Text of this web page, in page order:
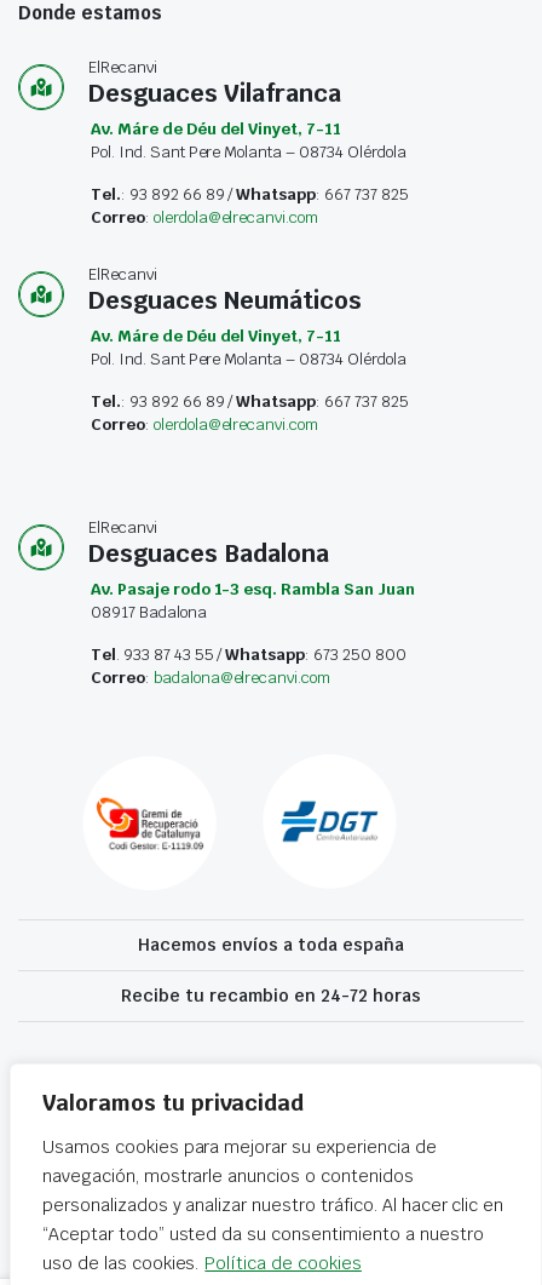
Valoramos tu privacidad
Usamos cookies para mejorar su experiencia de
navegación, mostrarle anuncios o contenidos
personalizados y analizar nuestro tráfico. Al hacer clic en
“Aceptar todo” usted da su consentimiento a nuestro
uso de las cookies. Política de cookies
Donde estamos
ElRecanvi
Desguaces Vilafranca
Av. Máre de Déu del Vinyet, 7-11
Pol. Ind. Sant Pere Molanta – 08734 Olérdola
Tel.: 93 892 66 89 /Whatsapp: 667 737 825
Correo: olerdola@elrecanvi.com
ElRecanvi
Desguaces Neumáticos
Av. Máre de Déu del Vinyet, 7-11
Pol. Ind. Sant Pere Molanta – 08734 Olérdola
Tel.: 93 892 66 89 /Whatsapp: 667 737 825
Correo: olerdola@elrecanvi.com
ElRecanvi
Desguaces Badalona
Av. Pasaje rodo 1-3 esq. Rambla San Juan
08917 Badalona
Tel. 933 87 43 55 /Whatsapp: 673 250 800
Correo: badalona@elrecanvi.com
Hacemos envíos a toda españa
Recibe tu recambio en 24-72 horas
accesibilidad